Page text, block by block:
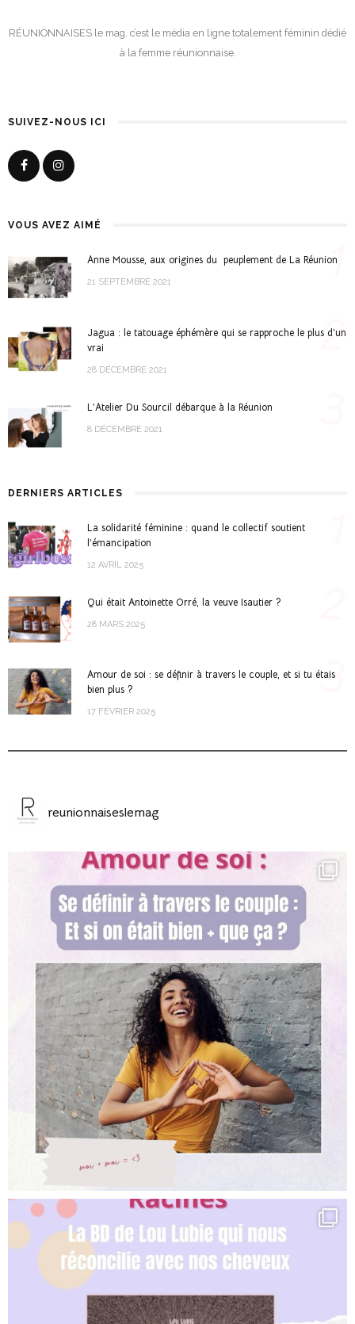
RÉUNIONNAISES le mag, c’est le média en ligne totalement féminin dédié
à la femme réunionnaise.
SUIVEZ-NOUS ICI
VOUS AVEZ AIMÉ
Anne Mousse, aux origines du peuplement de La Réunion
21 SEPTEMBRE 2021 1
Jagua : le tatouage éphémère qui se rapproche le plus d’un
vrai
28 DÉCEMBRE 2021
2
L’Atelier Du Sourcil débarque à la Réunion
8 DÉCEMBRE 2021
DERNIERS ARTICLES
La solidarité féminine : quand le collectif soutient
l’émancipation
12 AVRIL 2025
Qui était Antoinette Orré, la veuve Isautier ?
28 MARS 2025
Amour de soi : se définir à travers le couple, et si tu étais
bien plus ?
17 FÉVRIER 2025
3
reunionnaiseslemag